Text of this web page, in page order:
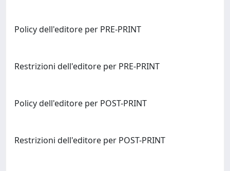
Policy dell'editore per PRE-PRINT
Restrizioni dell'editore per PRE-PRINT
Policy dell'editore per POST-PRINT
Restrizioni dell'editore per POST-PRINT